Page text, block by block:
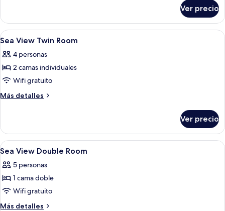
Twin
Room
View
Standard
Twin
Ver precio
Abrir
todas
las
fotos
de
Sea
Room
6
Sea View Twin Room
4 personas
2 camas individuales
Wifi gratuito
Más detalles
Más
View
Twin
Room
Ver precio
Abrir
todas
las
fotos
de
Sea
8
Sea View Double Room
5 personas
1 cama doble
Wifi gratuito
Más detalles
Más